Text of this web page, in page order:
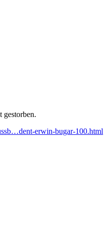
gestorben.
erwin-bugar-100.html